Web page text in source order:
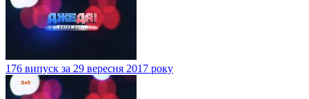
176 випуск за 29 вересня 2017 року